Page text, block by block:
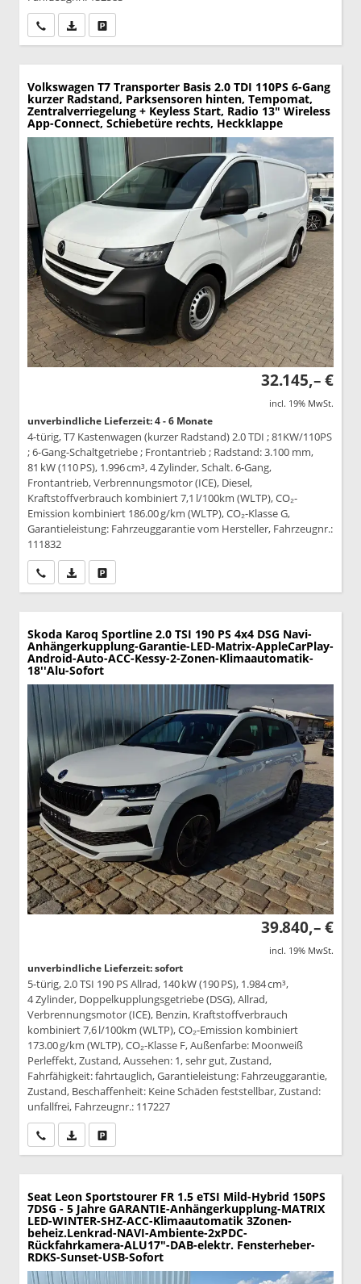
Wir rufen Sie anPDF-Datei, Fahrzeugexposé drucken
Volkswagen T7 Transporter Basis 2.0 TDI 110PS 6-Gang
kurzer Radstand, Parksensoren hinten, Tempomat,
Zentralverriegelung + Keyless Start, Radio 13" Wireless
App-Connect, Schiebetüre rechts, Heckklappe
32.145,– €
incl. 19% MwSt.
unverbindliche Lieferzeit: 4 - 6 Monate
4-türig, T7 Kastenwagen (kurzer Radstand) 2.0 TDI ; 81KW/110PS
; 6-Gang-Schaltgetriebe ; Frontantrieb ; Radstand: 3.100 mm,
81 kW (110 PS), 1.996 cm³, 4 Zylinder, Schalt. 6-Gang,
Frontantrieb, Verbrennungsmotor (ICE), Diesel,
Kraftstoffverbrauch kombiniert 7,1 l/100km (WLTP), CO₂-
Emission kombiniert 186.00 g/km (WLTP), CO₂-Klasse G,
Garantieleistung: Fahrzeuggarantie vom Hersteller, Fahrzeugnr.:
111832
Wir rufen Sie anPDF-Datei, Fahrzeugexposé drucken
Skoda Karoq Sportline 2.0 TSI 190 PS 4x4 DSG Navi-
Anhängerkupplung-Garantie-LED-Matrix-AppleCarPlay-
Android-Auto-ACC-Kessy-2-Zonen-Klimaautomatik-
18''Alu-Sofort
39.840,– €
incl. 19% MwSt.
unverbindliche Lieferzeit: sofort
5-türig, 2.0 TSI 190 PS Allrad, 140 kW (190 PS), 1.984 cm³,
4 Zylinder, Doppelkupplungsgetriebe (DSG), Allrad,
Verbrennungsmotor (ICE), Benzin, Kraftstoffverbrauch
kombiniert 7,6 l/100km (WLTP), CO₂-Emission kombiniert
173.00 g/km (WLTP), CO₂-Klasse F, Außenfarbe: Moonweiß
Perleffekt, Zustand, Aussehen: 1, sehr gut, Zustand,
Fahrfähigkeit: fahrtauglich, Garantieleistung: Fahrzeuggarantie,
Zustand, Beschaffenheit: Keine Schäden feststellbar, Zustand:
unfallfrei, Fahrzeugnr.: 117227
Wir rufen Sie anPDF-Datei, Fahrzeugexposé drucken
Seat Leon Sportstourer FR 1.5 eTSI Mild-Hybrid 150PS
7DSG - 5 Jahre GARANTIE-Anhängerkupplung-MATRIX
LED-WINTER-SHZ-ACC-Klimaautomatik 3Zonen-
beheiz.Lenkrad-NAVI-Ambiente-2xPDC-
Rückfahrkamera-ALU17"-DAB-elektr. Fensterheber-
RDKS-Sunset-USB-Sofort